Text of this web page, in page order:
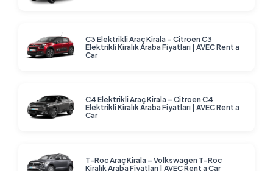
C3 Elektrikli Araç Kirala – Citroen C3
Elektrikli Kiralık Araba Fiyatları | AVEC Rent a
Car
C4 Elektrikli Araç Kirala – Citroen C4
Elektrikli Kiralık Araba Fiyatları | AVEC Rent a
Car
T-Roc Araç Kirala – Volkswagen T-Roc
Kiralık Araba Fiyatları | AVEC Rent a Car